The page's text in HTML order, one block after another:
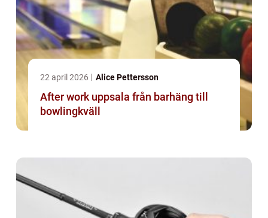
22 april 2026 Alice Pettersson
After work uppsala från barhäng till
bowlingkväll